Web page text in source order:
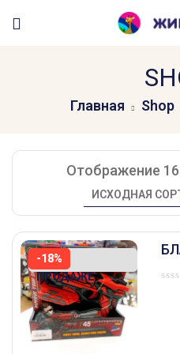
Главная Shop
Отображение
НЕТ В
ПРОДАЖЕ
-18%